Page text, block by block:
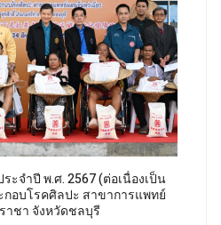
ะจำปี พ.ศ. 2567 (ต่อเนื่องเป็น
อบโรคศิลปะ สาขาการแพทย์
าชา จังหวัดชลบุรี